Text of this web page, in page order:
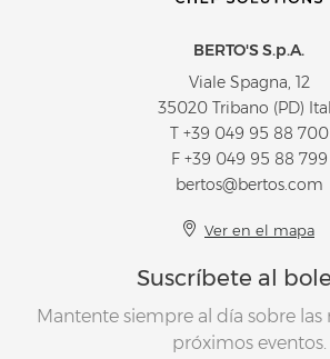
BERTO'S S.p.A.
Viale Spagna, 12
35020 Tribano (PD)
T +39 049 95 88 700
F +39 049 95 88 799
bertos@bertos.com
Ver en el mapa
Suscríbete al
Mantente siempre al día sobre las
próximos eventos.